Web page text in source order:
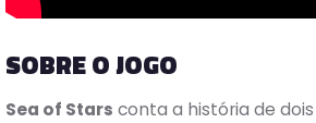
SOBRE O JOGO
Sea of Stars conta a história de